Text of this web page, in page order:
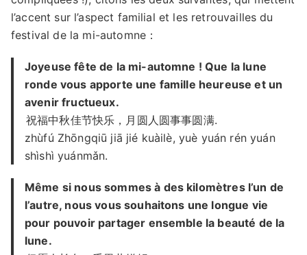
l’accent sur l’aspect familial et les retrouvailles du
festival de la mi-automne：
Joyeuse fête de la mi-automne ! Que la lune
ronde vous apporte une famille heureuse et un
avenir fructueux.
祝福中秋佳节快乐，月圆人圆事事圆满.
zhùfú Zhōngqiū jiā jié kuàilè, yuè yuán rén yuán
shìshì yuánmǎn.
Même si nous sommes à des kilomètres l’un de
l’autre, nous vous souhaitons une longue vie
pour pouvoir partager ensemble la beauté de la
lune.